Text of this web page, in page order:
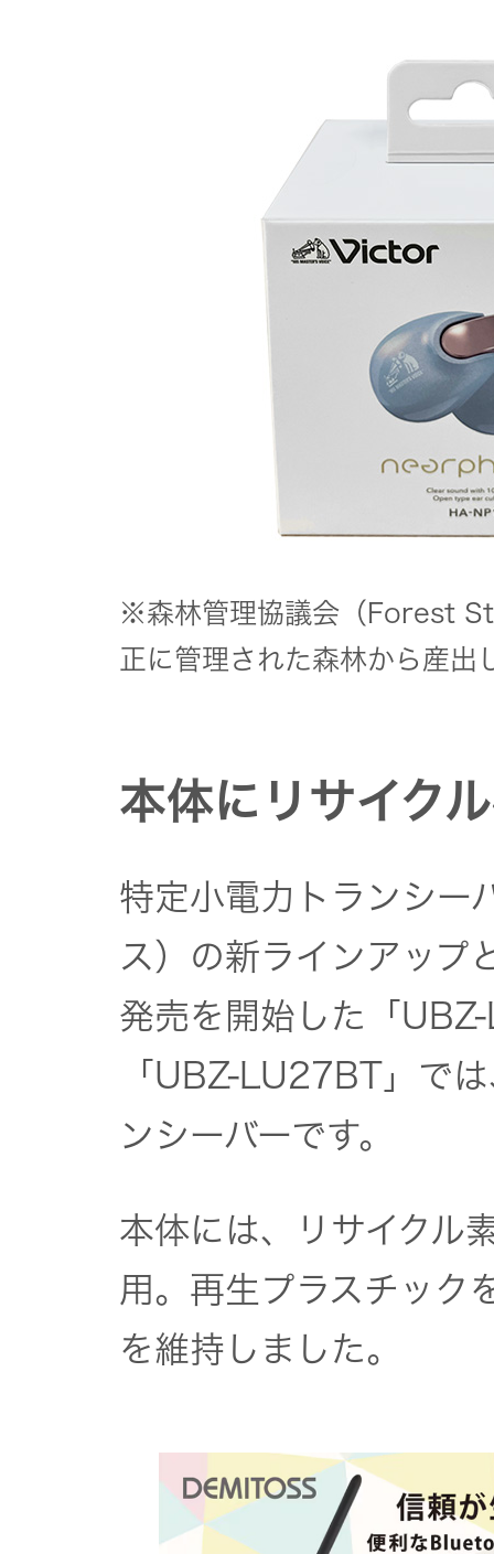
※森林管理協議会（Forest
正に管理された森林から産出
本体にリサイク
特定小電力トランシー
ス）の新ラインアッ
発売を開始した「
「UBZ-LU27BT」で
ンシーバーです。
本体には、リサイクル
用。再生プラスチック
を維持しました。